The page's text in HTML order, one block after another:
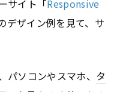
サイト「Responsive
デザイン例を見て、サ
パソコンやスマホ、 タ